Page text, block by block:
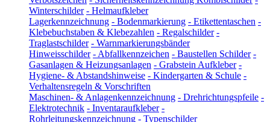
Winterschilder - Helmaufkleber
Lagerkennzeichnung - Bodenmarkierung - Etikettentaschen -
Klebebuchstaben & Klebezahlen - Regalschilder -
Traglastschilder - Warnmarkierungsbänder
Hinweisschilder - Abfallkennzeichen - Baustellen Schilder -
Gasanlagen & Heizungsanlagen - Grabstein Aufkleber -
Hygiene- & Abstandshinweise - Kindergarten & Schule -
Verhaltensregeln & Vorschriften
Maschinen- & Anlagenkennzeichnung - Drehrichtungspfeile -
Elektrotechnik - Inventaraufkleber -
Rohrleitungskennzeichnung - Typenschilder